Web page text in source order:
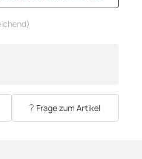
Frage zum Artikel